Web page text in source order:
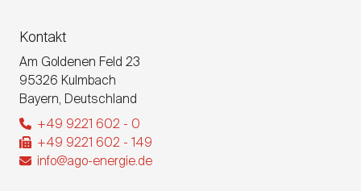
Kontakt
Am Goldenen Feld 23
95326 Kulmbach
Bayern, Deutschland
+49 9221 602 - 0
+49 9221 602 - 149
info@ago-energie.de